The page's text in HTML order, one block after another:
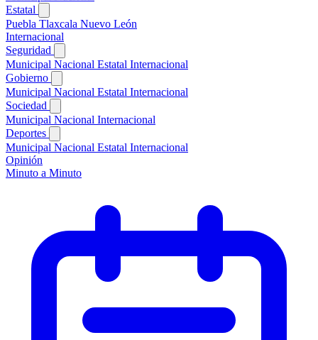
Estatal
Puebla Tlaxcala Nuevo León
Internacional
Seguridad
Municipal Nacional Estatal Internacional
Gobierno
Municipal Nacional Estatal Internacional
Sociedad
Municipal Nacional Internacional
Deportes
Municipal Nacional Estatal Internacional
Opinión
Minuto a Minuto